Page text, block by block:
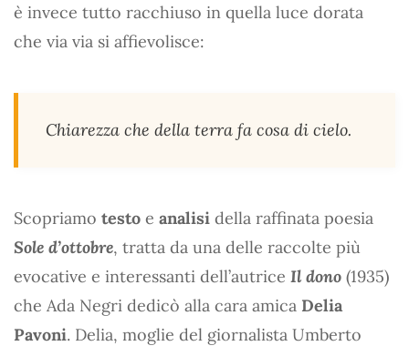
è invece tutto racchiuso in quella luce dorata
che via via si affievolisce:
Chiarezza che della terra fa cosa di cielo.
Scopriamo testo e analisi della raffinata poesia
Sole d’ottobre, tratta da una delle raccolte più
evocative e interessanti dell’autrice Il dono (1935)
che Ada Negri dedicò alla cara amica Delia
Pavoni. Delia, moglie del giornalista Umberto